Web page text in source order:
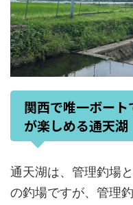
関西で唯一ボー
が楽しめる通天湖
通天湖は、管理釣場
の釣場ですが、管理